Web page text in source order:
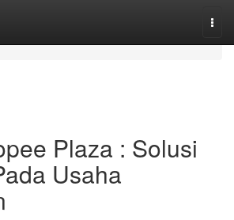
Plaza : Solusi
Usaha